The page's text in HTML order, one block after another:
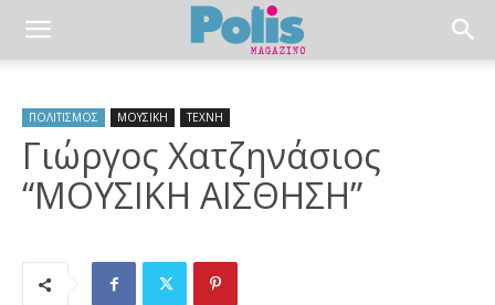
ΠΟΛΙΤΙΣΜΟΣ ΜΟΥΣΙΚΗ ΤΕΧΝΗ
Γιώργος Χατζηνάσιος
“ΜΟΥΣΙΚΗ ΑΙΣΘΗΣΗ”